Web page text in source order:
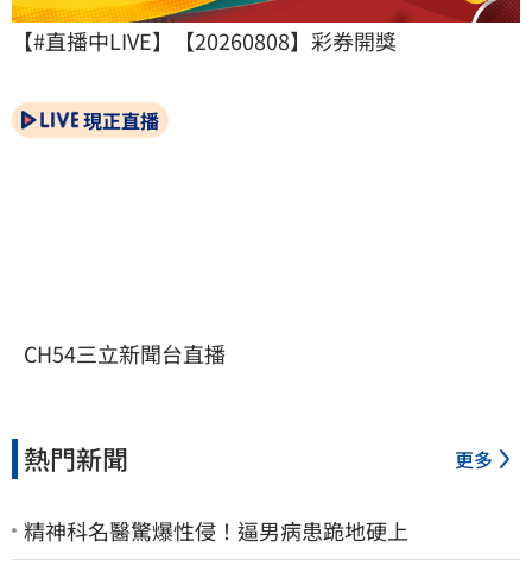
【#直播中LIVE】【20260808】彩券開獎
現正直播
CH54三立新聞台直播
熱門新聞 更多
精神科名醫驚爆性侵！逼男病患跪地硬上